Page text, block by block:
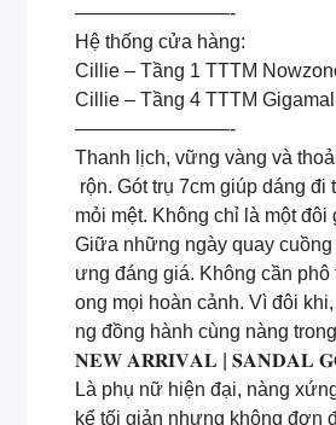
————————-
Hệ thống cửa hàng:
Cillie – Tầng 1 TTTM
Cillie – Tầng 4 TTTM
————————-
Thanh lịch, vững vàng và
rộn. Gót trụ 7cm giúp dáng
mỏi mệt. Không chỉ là một
Giữa những ngày quay
ưng đáng giá. Không cần
ong mọi hoàn cảnh. Vì đôi
ng đồng hành cùng nàng
𝐍𝐄𝐖 𝐀𝐑𝐑𝐈𝐕𝐀𝐋 | 𝐒𝐀𝐍𝐃𝐀𝐋
Là phụ nữ hiện đại, nàng
kế tối giản nhưng không đơn